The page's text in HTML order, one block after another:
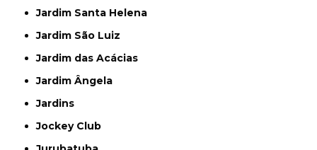
Jardim Santa Helena
Jardim São Luiz
Jardim das Acácias
Jardim Ângela
Jardins
Jockey Club